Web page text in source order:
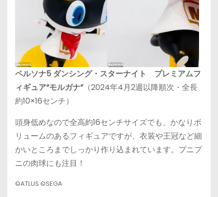
ペルソナ5 ダンシング・スターナイト プレミアムフ
ィギュア“モルガナ”（2024年4月2週以降順次・全長
約10×16センチ）
頭身低めなので全高約16センチサイズでも、かなりボ
リュームのあるフィギュアですが、衣装や王冠など細
かいところまでしっかり作り込まれています。プニプ
ニの肉球にも注目！
©ATLUS ©SEGA